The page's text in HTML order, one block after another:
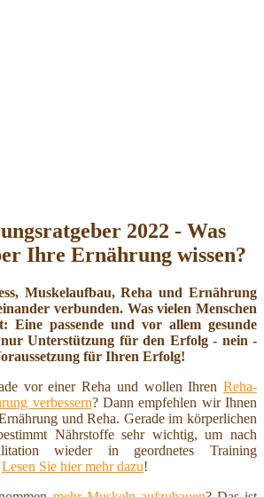
2022 - Was
Ihre Ernährung wissen?
Muskelaufbau, Reha und Ernährung
verbunden. Was vielen Menschen
Eine passende und vor allem gesunde
Unterstützung für den Erfolg - nein -
für Ihren Erfolg!
vor einer Reha und wollen Ihren Reha-
verbessern? Dann empfehlen wir Ihnen
und Reha. Gerade im körperlichen
Nährstoffe sehr wichtig, um nach
wieder in geordnetes Training
Lesen Sie hier mehr dazu!